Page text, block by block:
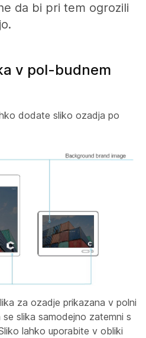
da bi pri tem ogrozili
v pol-budnem
dodate sliko ozadja po
za ozadje prikazana v polni
slika samodejno zatemni s
lahko uporabite v obliki